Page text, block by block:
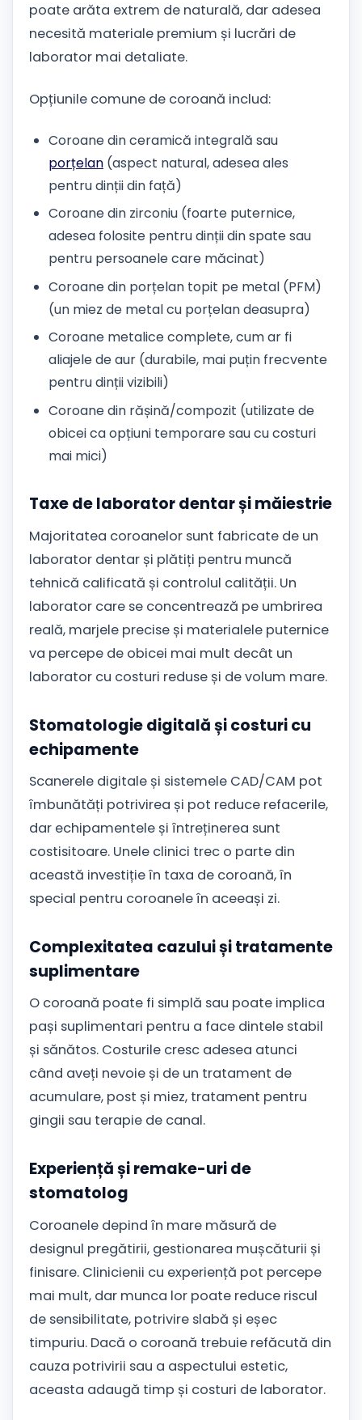
poate arăta extrem de naturală, dar adesea
necesită materiale premium și lucrări de
laborator mai detaliate.
Opțiunile comune de coroană includ:
Coroane din ceramică integrală sau
porțelan (aspect natural, adesea ales
pentru dinții din față)
Coroane din zirconiu (foarte puternice,
adesea folosite pentru dinții din spate sau
pentru persoanele care măcinat)
Coroane din porțelan topit pe metal (PFM)
(un miez de metal cu porțelan deasupra)
Coroane metalice complete, cum ar fi
aliajele de aur (durabile, mai puțin frecvente
pentru dinții vizibili)
Coroane din rășină/compozit (utilizate de
obicei ca opțiuni temporare sau cu costuri
mai mici)
Taxe de laborator dentar și măiestrie
Majoritatea coroanelor sunt fabricate de un
laborator dentar și plătiți pentru muncă
tehnică calificată și controlul calității. Un
laborator care se concentrează pe umbrirea
reală, marjele precise și materialele puternice
va percepe de obicei mai mult decât un
laborator cu costuri reduse și de volum mare.
Stomatologie digitală și costuri cu
echipamente
Scanerele digitale și sistemele CAD/CAM pot
îmbunătăți potrivirea și pot reduce refacerile,
dar echipamentele și întreținerea sunt
costisitoare. Unele clinici trec o parte din
această investiție în taxa de coroană, în
special pentru coroanele în aceeași zi.
Complexitatea cazului și tratamente
suplimentare
O coroană poate fi simplă sau poate implica
pași suplimentari pentru a face dintele stabil
și sănătos. Costurile cresc adesea atunci
când aveți nevoie și de un tratament de
acumulare, post și miez, tratament pentru
gingii sau terapie de canal.
Experiență și remake-uri de
stomatolog
Coroanele depind în mare măsură de
designul pregătirii, gestionarea mușcăturii și
finisare. Clinicienii cu experiență pot percepe
mai mult, dar munca lor poate reduce riscul
de sensibilitate, potrivire slabă și eșec
timpuriu. Dacă o coroană trebuie refăcută din
cauza potrivirii sau a aspectului estetic,
aceasta adaugă timp și costuri de laborator.